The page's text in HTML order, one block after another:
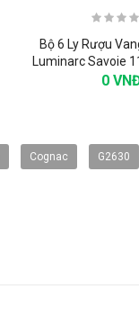
Bộ 6 Ly Rượu
Luminarc Savoie
0
Cognac G2630